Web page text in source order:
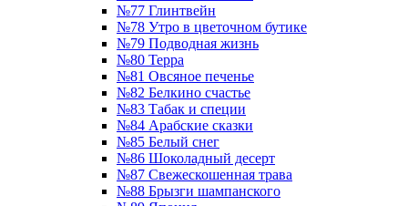
№77 Глинтвейн
№78 Утро в цветочном бутике
№79 Подводная жизнь
№80 Терра
№81 Овсяное печенье
№82 Белкино счастье
№83 Табак и специи
№84 Арабские сказки
№85 Белый снег
№86 Шоколадный десерт
№87 Свежескошенная трава
№88 Брызги шампанского